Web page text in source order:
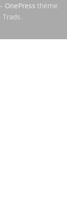
– OnePress thème